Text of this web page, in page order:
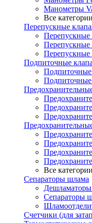
Манометры
Все
Перепускные
Перепускные
Перепускные
Подпиточные
Все
Сепараторы шлама
Дешламаторы
Сепараторы
Счетчики (для